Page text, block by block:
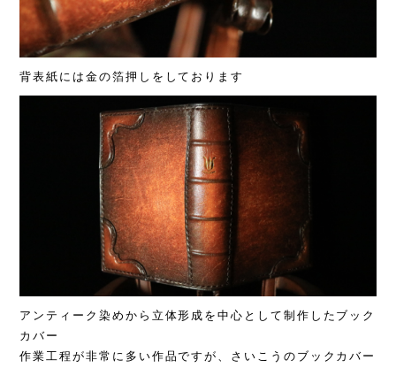
背表紙には金の箔押しをしております
アンティーク染めから立体形成を中心として制作したブック
カバー
作業工程が非常に多い作品ですが、さいこうのブックカバー